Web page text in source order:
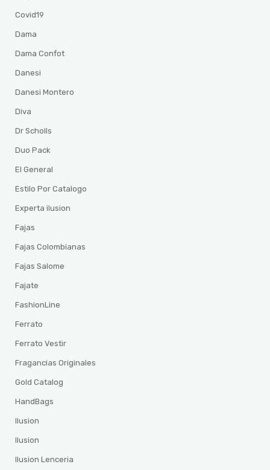
Covid19
Dama
Dama Confot
Danesi
Danesi Montero
Diva
Dr Scholls
Duo Pack
El General
Estilo Por Catalogo
Experta ilusion
Fajas
Fajas Colombianas
Fajas Salome
Fajate
FashionLine
Ferrato
Ferrato Vestir
Fragancias Originales
Gold Catalog
HandBags
Ilusion
Ilusion
Ilusion Lenceria